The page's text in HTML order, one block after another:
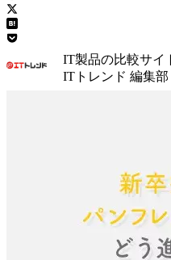
IT製品の比較サイ
ITトレンド 編集部